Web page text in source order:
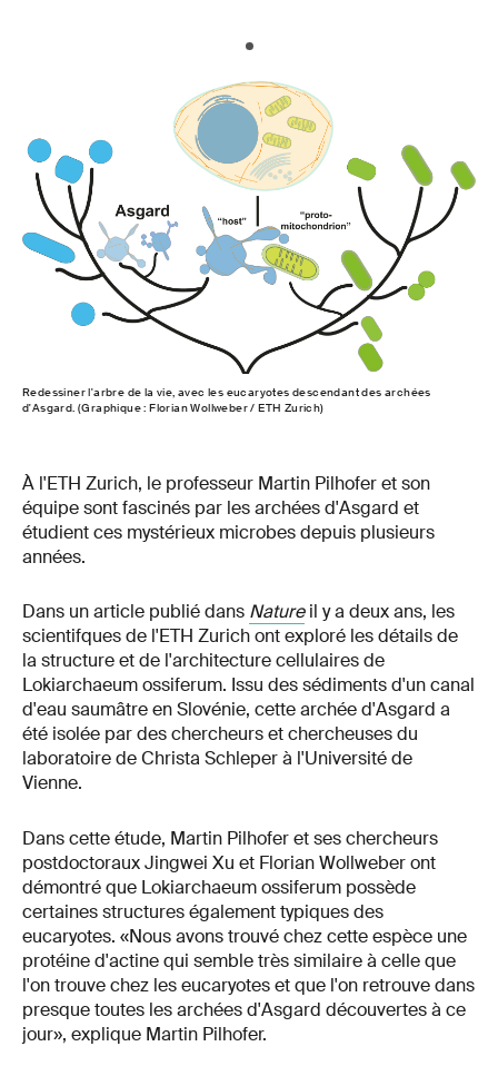
Redessiner l'arbre de la vie, avec les eucaryotes descendant des archées
d'Asgard. (Graphique : Florian Wollweber / ETH Zurich)
À l'ETH Zurich, le professeur Martin Pilhofer et son
équipe sont fascinés par les archées d'Asgard et
étudient ces mystérieux microbes depuis plusieurs
années.
Dans un article publié dans Natureil y a deux ans, les
scientifques de l'ETH Zurich ont exploré les détails de
la structure et de l'architecture cellulaires de
Lokiarchaeum ossiferum. Issu des sédiments d'un canal
d'eau saumâtre en Slovénie, cette archée d'Asgard a
été isolée par des chercheurs et chercheuses du
laboratoire de Christa Schleper à l'Université de
Vienne.
Dans cette étude, Martin Pilhofer et ses chercheurs
postdoctoraux Jingwei Xu et Florian Wollweber ont
démontré que Lokiarchaeum ossiferum possède
certaines structures également typiques des
eucaryotes. «Nous avons trouvé chez cette espèce une
protéine d'actine qui semble très similaire à celle que
l'on trouve chez les eucaryotes et que l'on retrouve dans
presque toutes les archées d'Asgard découvertes à ce
jour», explique Martin Pilhofer.